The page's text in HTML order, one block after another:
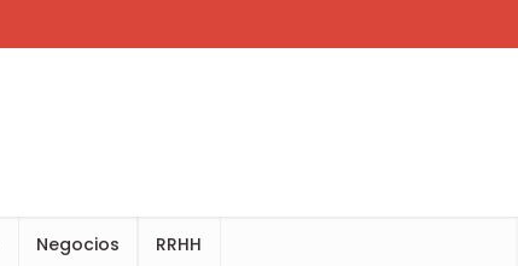
Negocios RRHH